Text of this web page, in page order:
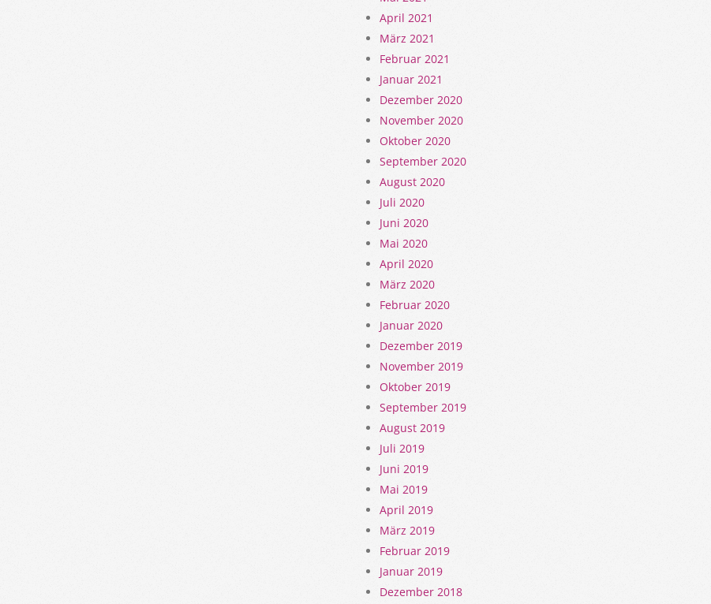
April 2021
März 2021
Februar 2021
Januar 2021
Dezember 2020
November 2020
Oktober 2020
September 2020
August 2020
Juli 2020
Juni 2020
Mai 2020
April 2020
März 2020
Februar 2020
Januar 2020
Dezember 2019
November 2019
Oktober 2019
September 2019
August 2019
Juli 2019
Juni 2019
Mai 2019
April 2019
März 2019
Februar 2019
Januar 2019
Dezember 2018